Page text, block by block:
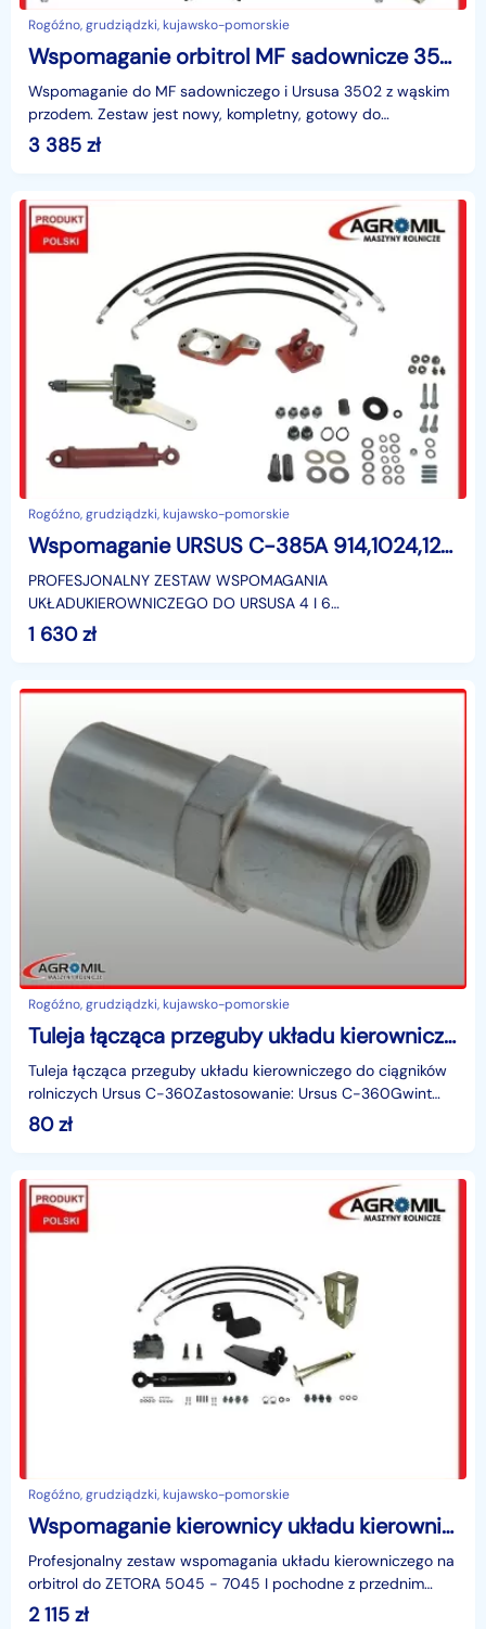
Rogóźno, grudziądzki, kujawsko-pomorskie
Wspomaganie orbitrol MF sadownicze 3502
Wspomaganie do MF sadowniczego i Ursusa 3502 z wąskim
przodem. Zestaw jest nowy, kompletny, gotowy do
samodzielnego montażu, dołączamy dokładną instrukcję
3 385 zł
Rogóźno, grudziądzki, kujawsko-pomorskie
Wspomaganie URSUS C-385A 914,1024,1224 ZETOR 8045 z napędem
PROFESJONALNY ZESTAW WSPOMAGANIA
UKŁADUKIEROWNICZEGO DO URSUSA 4 I 6
CYLINDROWEGOZ PRZEDNIM NAPĘDEMZestaw pasuje do
1 630zł
Rogóźno, grudziądzki, kujawsko-pomorskie
Tuleja łącząca przeguby układu kierowniczego Ursus C-360
Tuleja łącząca przeguby układu kierowniczego do ciągników
rolniczych Ursus C-360Zastosowanie: Ursus C-360Gwint
wewnętrzny: M18x1,5 prawyGwint wewnętrzny: M18x1,
80zł
Rogóźno, grudziądzki, kujawsko-pomorskie
Wspomaganie kierownicy układu kierowniczego Zetor 7045 5045
Profesjonalny zestaw wspomagania układu kierowniczego na
orbitrol do ZETORA 5045 - 7045 I pochodne z przednim
napędemZestaw przeznaczony do ciągników nie posiad
2 115 zł